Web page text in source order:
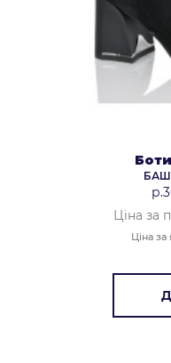
Ціна за
Ціна